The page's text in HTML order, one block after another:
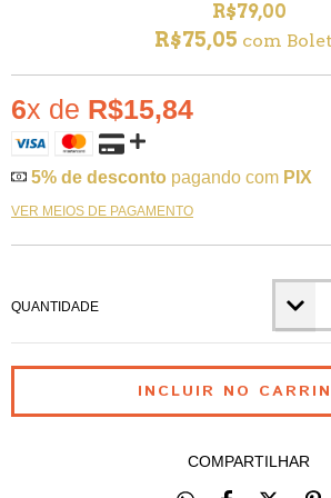
R$79,00
R$75,05 com
6x de R$15,84
5% de desconto pagando com PIX
VER MEIOS DE PAGAMENTO
QUANTIDADE
COMPARTILHAR